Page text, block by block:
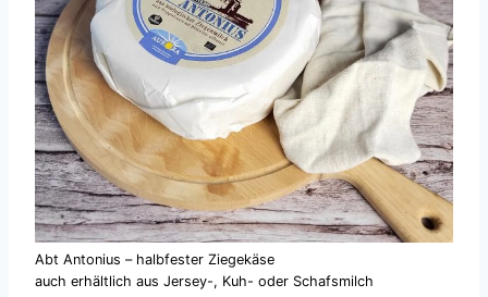
Abt Antonius – halbfester Ziegekäse
auch erhältlich aus Jersey-, Kuh- oder Schafsmilch